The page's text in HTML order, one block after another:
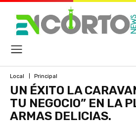
Local Principal
UN ÉXITO LA
TU NEGOCIO” EN LA
ARMAS DELICIAS.